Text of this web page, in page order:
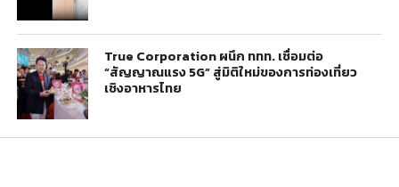
True Corporation ผนึก ททท. เชื่อมต่อ
“สัญญาณแรง 5G” สู่มิติใหม่ของการท่องเที่ยว
เชิงอาหารไทย